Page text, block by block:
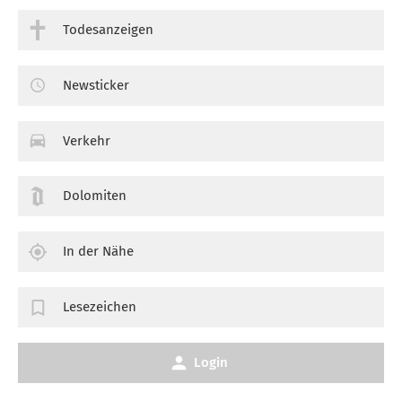
Todesanzeigen
Newsticker
Verkehr
Dolomiten
In der Nähe
Lesezeichen
Login